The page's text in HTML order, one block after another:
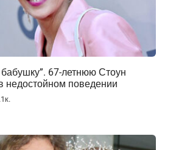
67-летнюю Стоун
недостойном поведении